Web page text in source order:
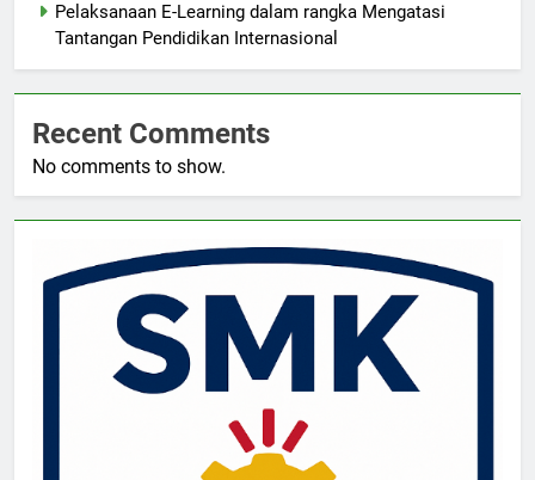
Pelaksanaan E-Learning dalam rangka Mengatasi
Tantangan Pendidikan Internasional
Recent Comments
No comments to show.